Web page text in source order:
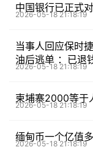
中国银行已正式
2026-05-18 21:18:19
当事人回应保时
油后逃单 ：已退
2026-05-18 21:18:19
柬埔寨2000等于
2026-05-18 21:18:19
缅甸币一个亿值
2026-05-18 21:18:19